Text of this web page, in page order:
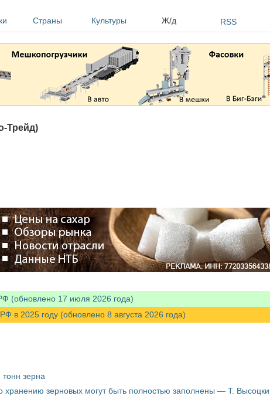
Страны Культуры Ж/д RSS
Трейд)
(обновлено 17 июля 2026 года)
в 2025 году (обновлено 8 августа 2026 года)
зерна
зерновых могут быть полностью заполнены — Т.